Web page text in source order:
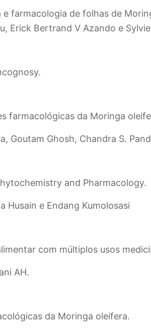
farmacologia de folhas de
Erick Bertrand V Azando e
farmacológicas da Moringa
Goutam Ghosh, Chandra S.
and Pharmacology.
Husain e Endang Kumolosasi
com múltiplos usos
AH.
da Moringa oleifera.